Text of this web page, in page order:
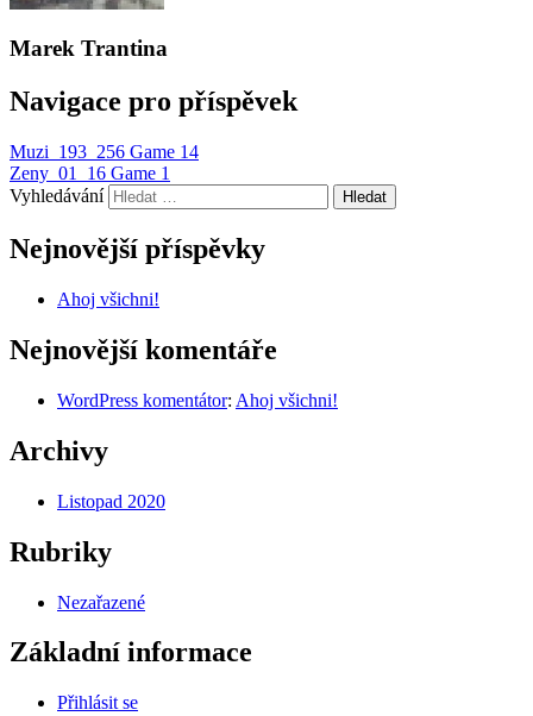
Marek Trantina
Navigace pro příspěvek
Muzi_193_256 Game 14
Zeny_01_16 Game 1
Vyhledávání
Nejnovější příspěvky
Ahoj všichni!
Nejnovější komentáře
WordPress komentátor: Ahoj všichni!
Archivy
Listopad 2020
Rubriky
Nezařazené
Základní informace
Přihlásit se